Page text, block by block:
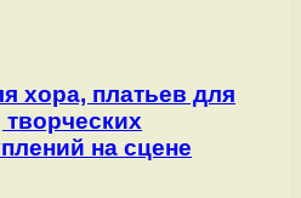
хора, платьев для
на сцене